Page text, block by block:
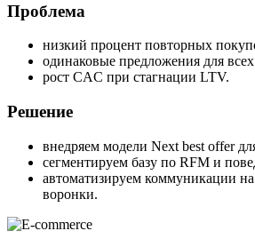
Проблема
низкий процент повторных
одинаковые предложения для
рост CAC при стагнации LTV.
Решение
внедряем модели Next best offer
сегментируем базу по RFM и
автоматизируем коммуникации
воронки.